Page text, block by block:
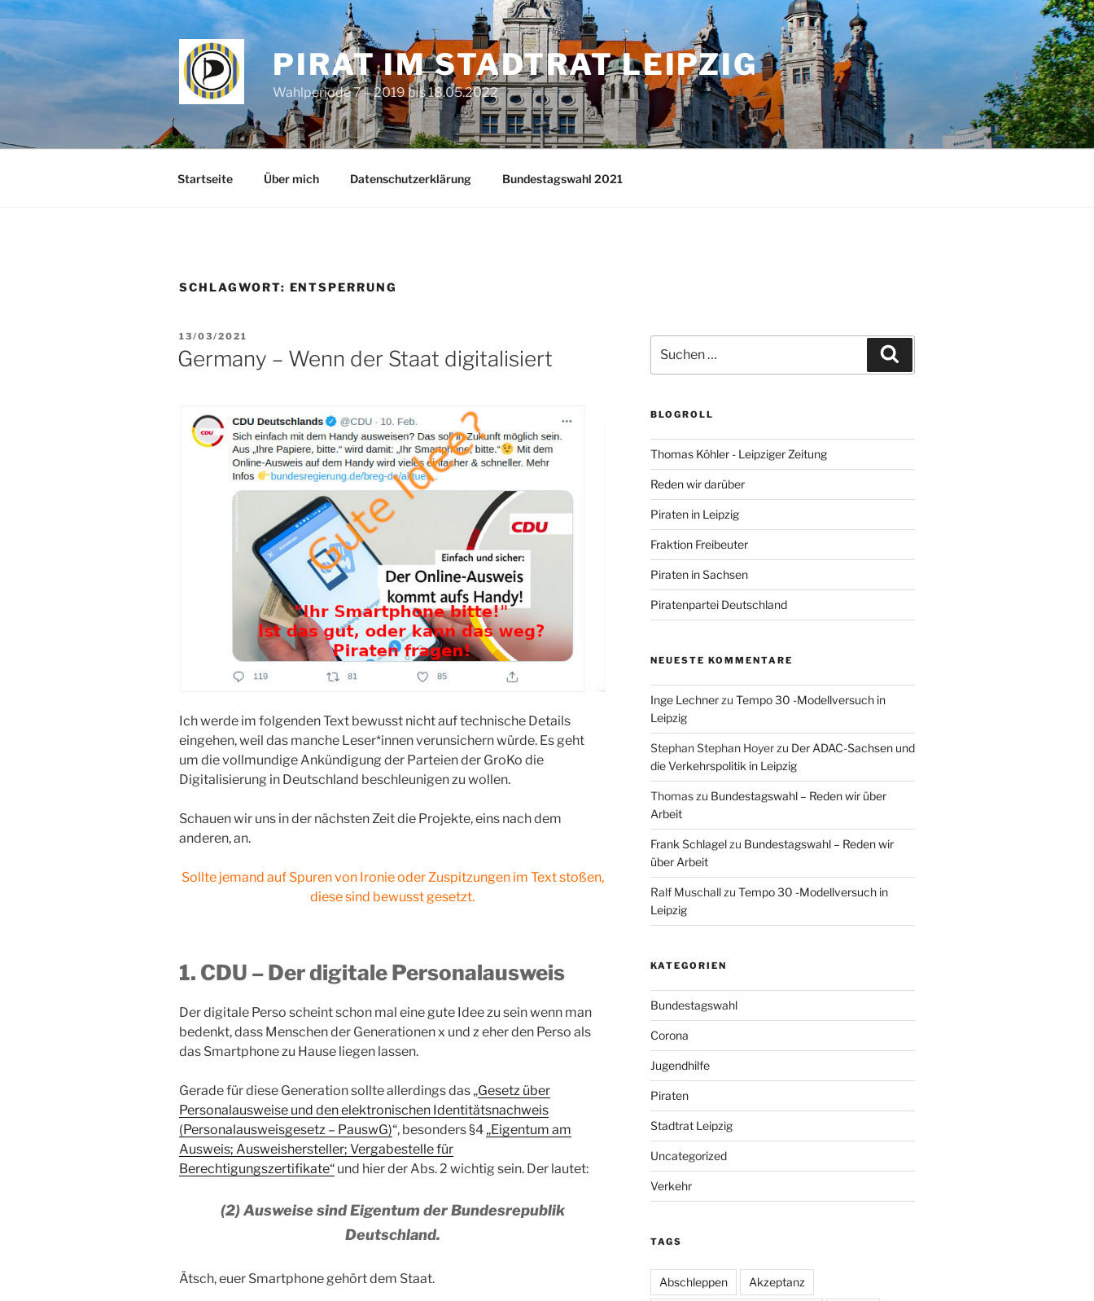
Zum
springen
PIRAT IM STADTRAT LEIPZIG
Wahlperiode 7 – 2019 bis 18.05.2022
Startseite Über mich Datenschutzerklärung Bundestagswahl 2021
SCHLAGWORT: ENTSPERRUNG
VERÖFFENTLICHT
AM
13/03/2021
Germany – Wenn der Staat digitalisiert
Ich werde im folgenden Text bewusst nicht auf technische Details
eingehen, weil das manche Leser*innen verunsichern würde. Es geht
um die vollmundige Ankündigung der Parteien der GroKo die
Digitalisierung in Deutschland beschleunigen zu wollen.
Schauen wir uns in der nächsten Zeit die Projekte, eins nach dem
anderen, an.
Sollte jemand auf Spuren von Ironie oder Zuspitzungen im Text stoßen,
diese sind bewusst gesetzt.
1. CDU – Der digitale Personalausweis
Der digitale Perso scheint schon mal eine gute Idee zu sein wenn man
bedenkt, dass Menschen der Generationen x und z eher den Perso als
das Smartphone zu Hause liegen lassen.
Gerade für diese Generation sollte allerdings das „Gesetz über
Personalausweise und den elektronischen Identitätsnachweis
(Personalausweisgesetz – PauswG)“, besonders §4 „Eigentum am
Ausweis; Ausweishersteller; Vergabestelle für
Berechtigungszertifikate“ und hier der Abs. 2 wichtig sein. Der lautet:
(2) Ausweise sind Eigentum der Bundesrepublik
Deutschland.
Ätsch, euer Smartphone gehört dem Staat.
nach:
BLOGROLL
Thomas Köhler - Leipziger Zeitung
Reden wir darüber
Piraten in Leipzig
Fraktion Freibeuter
Piraten in Sachsen
Piratenpartei Deutschland
NEUESTE KOMMENTARE
Inge Lechnerzu Tempo 30 -Modellversuch in
Leipzig
Stephan Stephan Hoyerzu Der ADAC-Sachsen und
die Verkehrspolitik in Leipzig
Thomaszu Bundestagswahl – Reden wir über
Arbeit
Frank Schlagelzu Bundestagswahl – Reden wir
über Arbeit
Ralf Muschallzu Tempo 30 -Modellversuch in
Leipzig
KATEGORIEN
Bundestagswahl
Corona
Jugendhilfe
Piraten
Stadtrat Leipzig
Uncategorized
Verkehr
TAGS
Abschleppen Akzeptanz